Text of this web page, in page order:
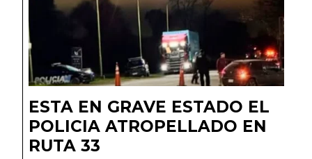
ESTA EN GRAVE ESTADO EL
POLICIA ATROPELLADO EN
RUTA 33